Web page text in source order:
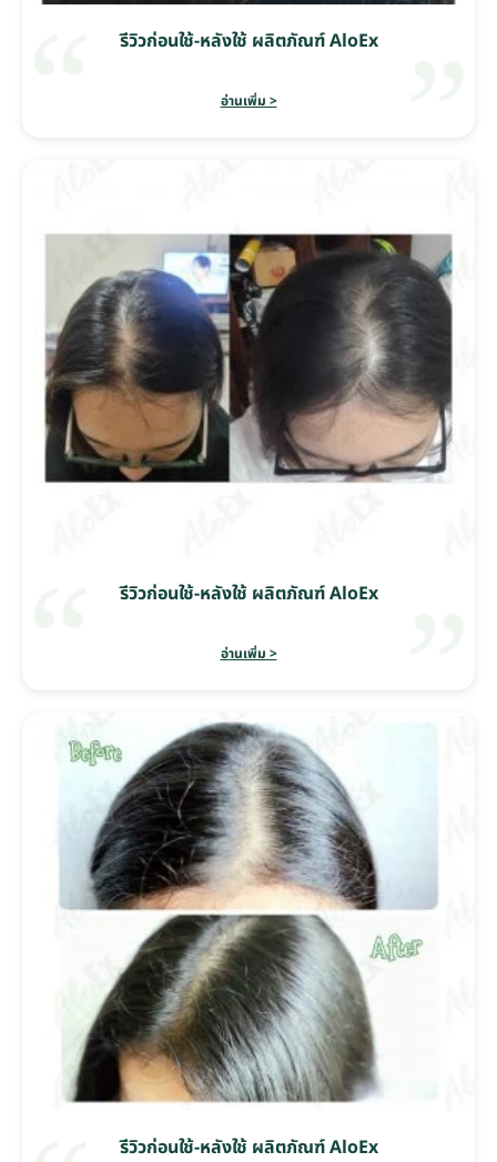
รีวิวก่อนใช้-หลังใช้ ผลิตภัณฑ์ AloEx
อ่านเพิ่ม >
รีวิวก่อนใช้-หลังใช้ ผลิตภัณฑ์ AloEx
อ่านเพิ่ม >
รีวิวก่อนใช้-หลังใช้ ผลิตภัณฑ์ AloEx